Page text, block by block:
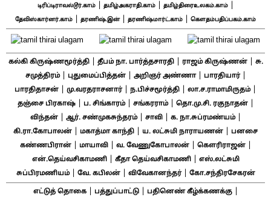
டிரிப்டிராவல்டூர்.காம்| தமிழ்அகராதி.காம்| தமிழ்திரைஉலகம்.காம்|
தேவிஸ்கார்னர்.காம் தரணிஷ்.இன்| தரணிஷ்மார்ட்.காம் கௌதம்பதிப்பகம்.காம்
கல்கி கிருஷ்ணமூர்த்தி| தீபம் நா. பார்த்தசாரதி| ராஜம் கிருஷ்ணன்|
சு.
சமுத்திரம்| புதுமைப்பித்தன்| அறிஞர் அண்ணா| பாரதியார்|
பாரதிதாசன் மு.வரதராசனார்| ந.பிச்சமூர்த்தி லா.ச.ராமாமிருதம்|
தஞ்சை பிரகாஷ்| ப. சிங்காரம்| சங்கரராம்| தொ.மு.சி. ரகுநாதன்|
விந்தன்| ஆர். சண்முகசுந்தரம்| சாவி| க. நா.சுப்ரமண்யம்|
கி.ரா.கோபாலன் மகாத்மா காந்தி ய. லட்சுமி நாராயணன்
பனசை
கண்ணபிரான்| மாயாவி| வ. வேணுகோபாலன்| கௌரிராஜன்|
என்.தெய்வசிகாமணி| கீதா தெய்வசிகாமணி|
எஸ்.லட்சுமி
சுப்பிரமணியம்| வே. கபிலன்| விவேகானந்தர்| கோ.சந்திரசேகரன்
எட்டுத் தொகை| பத்துப்பாட்டு| பதினெண் கீழ்க்கணக்கு|